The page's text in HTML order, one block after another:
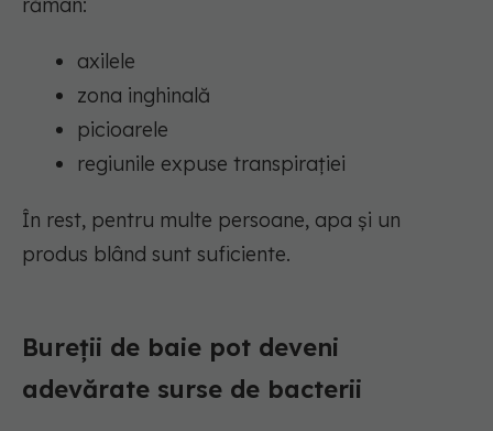
rămân:
axilele
zona inghinală
picioarele
regiunile expuse transpirației
În rest, pentru multe persoane, apa și un
produs blând sunt suficiente.
Bureții de baie pot deveni
adevărate surse de bacterii